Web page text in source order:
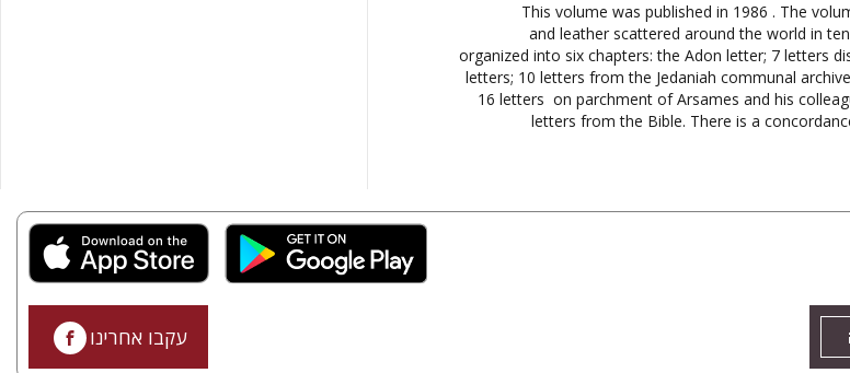
This volume was published in 1986 . The
and leather scattered around the world in
organized into six chapters: the Adon letter; 7 letters
letters; 10 letters from the Jedaniah communal
16 letters on parchment of Arsames and his
letters from the Bible. There is a
עקבו אחרינו